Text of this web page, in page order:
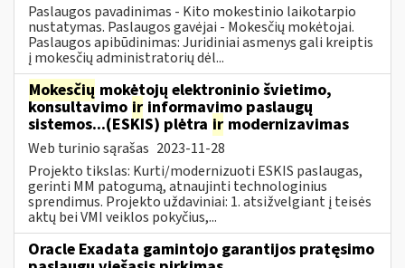
Paslaugos pavadinimas - Kito mokestinio laikotarpio
nustatymas. Paslaugos gavėjai - Mokesčių mokėtojai.
Paslaugos apibūdinimas: Juridiniai asmenys gali kreiptis
į mokesčių administratorių dėl...
Mokesčių mokėtojų elektroninio švietimo,
konsultavimo ir informavimo paslaugų
sistemos...(ESKIS) plėtra ir modernizavimas
Web turinio sąrašas 2023-11-28
Projekto tikslas: Kurti/modernizuoti ESKIS paslaugas,
gerinti MM patogumą, atnaujinti technologinius
sprendimus. Projekto uždaviniai: 1. atsižvelgiant į teisės
aktų bei VMI veiklos pokyčius,...
Oracle Exadata gamintojo garantijos pratęsimo